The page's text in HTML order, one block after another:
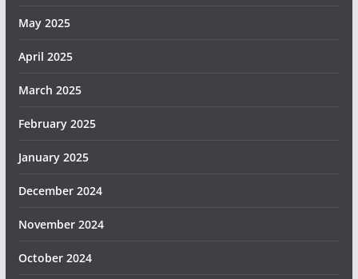
May 2025
April 2025
March 2025
February 2025
January 2025
December 2024
November 2024
October 2024